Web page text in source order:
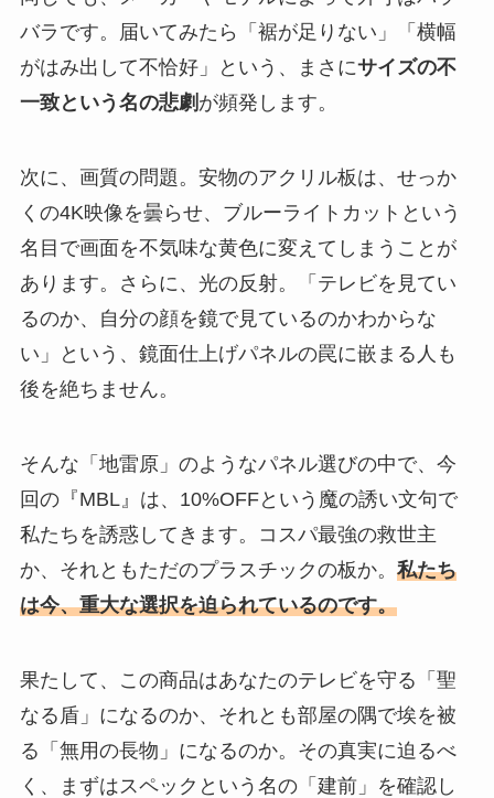
バラです。届いてみたら「裾が足りない」「横幅
がはみ出して不恰好」という、まさにサイズの不
一致という名の悲劇 が頻発します。
次に、画質の問題。安物のアクリル板は、せっか
くの4K映像を曇らせ、ブルーライトカットという
名目で画面を不気味な黄色に変えてしまうことが
あります。さらに、光の反射。「テレビを見てい
るのか、自分の顔を鏡で見ているのかわからな
い」という、鏡面仕上げパネルの罠に嵌まる人も
後を絶ちません。
そんな「地雷原」のようなパネル選びの中で、今
回の『MBL』は、10%OFFという魔の誘い文句で
私たちを誘惑してきます。コスパ最強の救世主
か、それともただのプラスチックの板か。 私たち
は今、重大な選択を迫られているのです。
果たして、この商品はあなたのテレビを守る「聖
なる盾」になるのか、それとも部屋の隅で埃を被
る「無用の長物」になるのか。その真実に迫るべ
く、まずはスペックという名の「建前」を確認し